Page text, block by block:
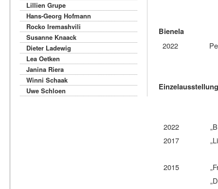
Lillien Grupe
Hans-Georg Hofmann
Rocko Iremashvili
Susanne Knaack
Dieter Ladewig
Lea Oetken
Janina Riera
Winni Schaak
Uwe Schloen
Bienela
2022
2022
2017
2015